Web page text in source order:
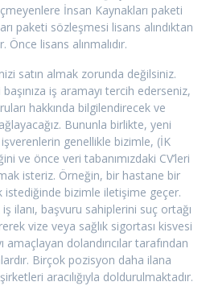
İnsan Kaynakları paketi
paketi sözleşmesi lisans alındıktan
Önce lisans alınmalıdır.
satın almak zorunda değilsiniz.
iş aramayı tercih ederseniz,
hakkında bilgilendirecek ve
Bununla birlikte, yeni
işverenlerin genellikle bizimle, (İK
ve önce veri tabanımızdaki CV’leri
isteriz. Örneğin, bir hastane bir
istediğinde bizimle iletişime geçer.
ilanı, başvuru sahiplerini suç ortağı
vize veya sağlık sigortası kisvesi
dolandırıcılar tarafından
Birçok pozisyon daha ilana
aracılığıyla doldurulmaktadır.